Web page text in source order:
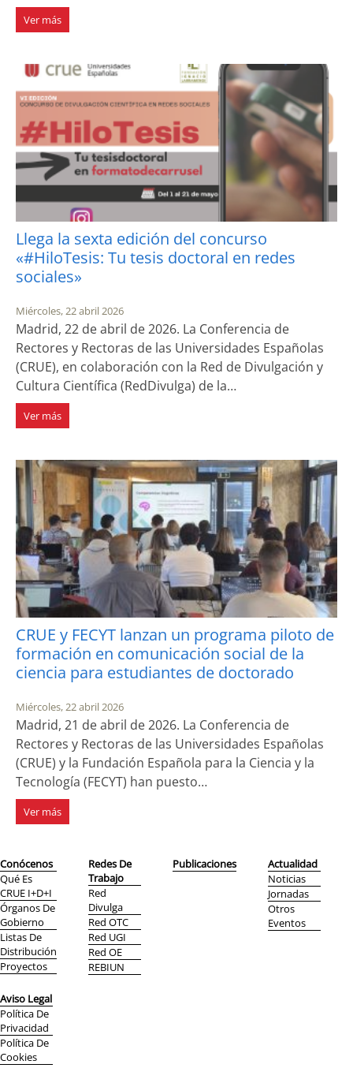
Ver más
Llega la sexta edición del concurso
«#HiloTesis: Tu tesis doctoral en redes
sociales»
Miércoles, 22 abril 2026
Madrid, 22 de abril de 2026. La Conferencia de
Rectores y Rectoras de las Universidades Españolas
(CRUE), en colaboración con la Red de Divulgación y
Cultura Científica (RedDivulga) de la…
Ver más
CRUE y FECYT lanzan un programa piloto de
formación en comunicación social de la
ciencia para estudiantes de doctorado
Miércoles, 22 abril 2026
Madrid, 21 de abril de 2026. La Conferencia de
Rectores y Rectoras de las Universidades Españolas
(CRUE) y la Fundación Española para la Ciencia y la
Tecnología (FECYT) han puesto…
Ver más
Conócenos
Qué Es
CRUE I+D+i
Órganos De
Gobierno
Listas De
Distribución
Proyectos
Redes De
Trabajo
Red
Divulga
Red OTC
Red UGI
Red OE
REBIUN
Publicaciones
Actualidad
Noticias
Jornadas
Otros
Eventos
Aviso Legal
Política De
Privacidad
Política De
Cookies